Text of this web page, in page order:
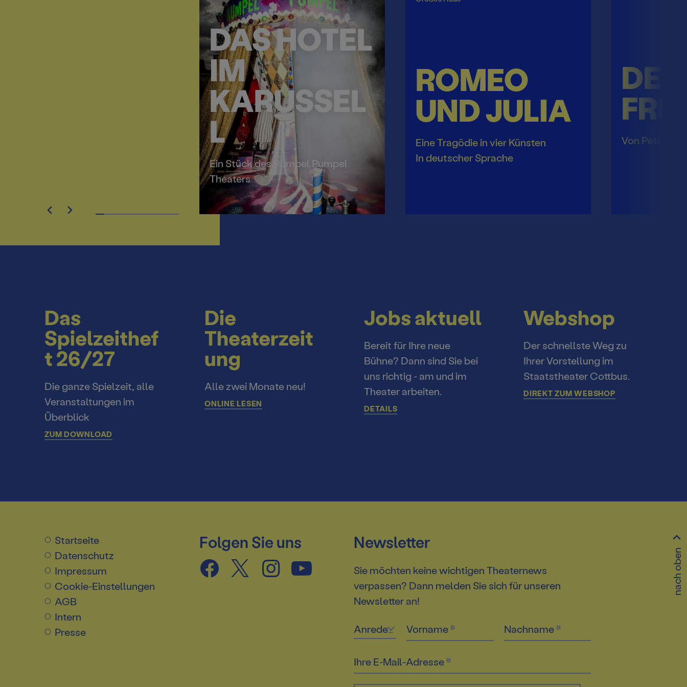
DAS HOTEL
IM
KARUSSEL
L
Ein Stück des Rumpel Pumpel
Theaters
ROMEO
UND JULIA
Eine Tragödie in vier Künsten
In deutscher Sprache
DER
Von Peter
Das
Spielzeithef
t 26/27
Die ganze Spielzeit, alle
Veranstaltungen im
Überblick
ZUM DOWNLOAD
Die
Theaterzeit
ung
Alle zwei Monate neu!
ONLINE LESEN
Jobs aktuell
Bereit für Ihre neue
Bühne? Dann sind Sie bei
uns richtig - am und im
Theater arbeiten.
DETAILS
Webshop
Der schnellste Weg zu
Ihrer Vorstellung im
Staatstheater Cottbus.
DIREKT ZUM WEBSHOP
Startseite
Datenschutz
Impressum
Cookie-Einstellungen
AGB
Intern
Presse
Folgen Sie uns Newsletter
Sie möchten keine wichtigen Theaternews
verpassen? Dann melden Sie sich für unseren
Newsletter an!
Anrede Vorname Nachname
Ihre E-Mail-Adresse
nach oben